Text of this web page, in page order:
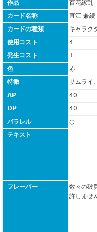
作品
百花繚乱
カード名称
直江 兼続
カードの種類
キャラク
使用コスト
4
発生コスト
1
色
赤
特徴
サムライ
AP
40
DP
40
パラレル
○
テキスト
-
フレーバー
数々の破
許しませ